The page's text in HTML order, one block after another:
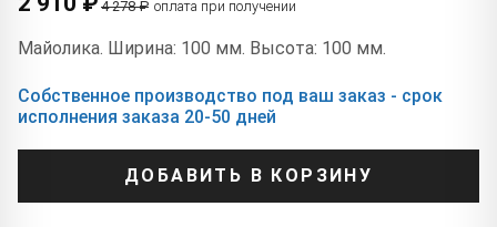
4 278 ₽ оплата при получении
Майолика. Ширина: 100 мм. Высота: 100 мм.
Собственное производство под ваш заказ - срок
исполнения заказа 20-50 дней
ДОБАВИТЬ В КОРЗИНУ